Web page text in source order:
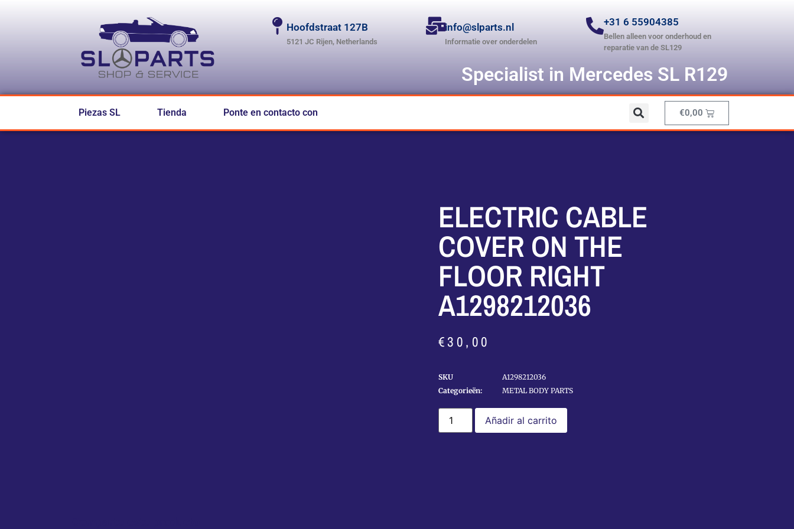
Hoofdstraat 127B
5121 JC Rijen, Netherlands
info@slparts.nl
Informatie over onderdelen
+31 6 55904385
Bellen alleen voor onderhoud en
reparatie van de SL129
Specialist in Mercedes SL R129
Piezas SL Tienda Ponte en contacto con €0,00
ELECTRIC CABLE
COVER ON THE
FLOOR RIGHT
A1298212036
€30,00
SKU
A1298212036
Categorieën:
METAL BODY PARTS
Añadir al carrito